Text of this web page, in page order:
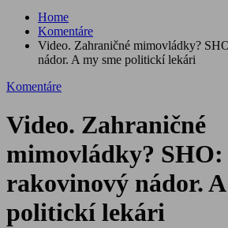
Home
Komentáre
Video. Zahraničné mimovládky?
nádor. A my sme politickí lekári
Komentáre
Video. Zahraničné
mimovládky? SHO:
rakovinový nádor.
politickí lekári